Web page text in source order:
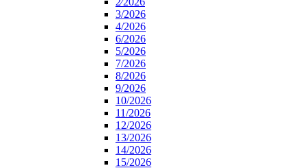
3/2026
4/2026
6/2026
5/2026
7/2026
8/2026
9/2026
10/2026
11/2026
12/2026
13/2026
14/2026
15/2026